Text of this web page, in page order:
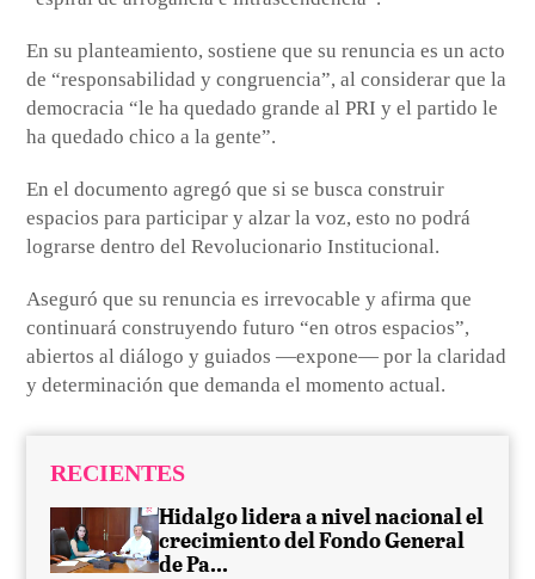
En su planteamiento, sostiene que su renuncia es un acto
de “responsabilidad y congruencia”, al considerar que la
democracia “le ha quedado grande al PRI y el partido le
ha quedado chico a la gente”.
En el documento agregó que si se busca construir
espacios para participar y alzar la voz, esto no podrá
lograrse dentro del Revolucionario Institucional.
Aseguró que su renuncia es irrevocable y afirma que
continuará construyendo futuro “en otros espacios”,
abiertos al diálogo y guiados —expone— por la claridad
y determinación que demanda el momento actual.
RECIENTES
Hidalgo lidera a nivel nacional el
crecimiento del Fondo General
de Pa...